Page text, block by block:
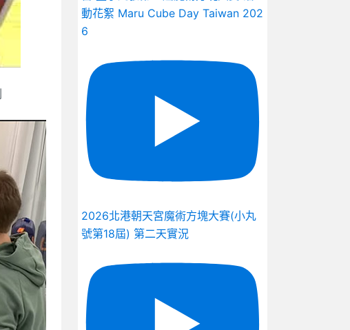
動花絮 Maru Cube Day Taiwan 202
6
2026北港朝天宮魔術方塊大賽(小丸
號第18屆) 第二天實況